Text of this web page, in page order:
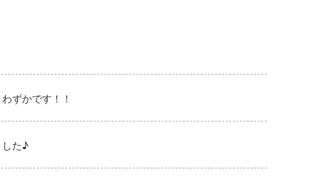
ずかです！！
した♪